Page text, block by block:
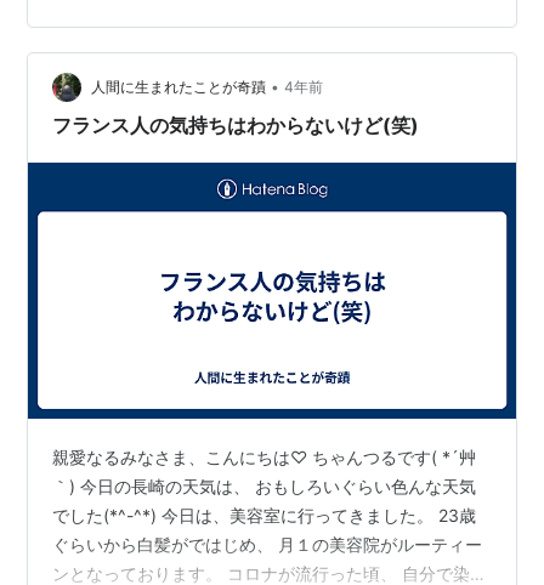
か楽しかったんですよね～ 途中、少し焦ってるな自分！
に気づいて、 一呼吸するときがありました。 そこに気づ
いてくれ…人間に生まれたことが奇蹟 • 4年前
フランス人の気持ちはわからないけど(笑)
親愛なるみなさま、こんにちは♡ ちゃんつるです( *´艸
｀) 今日の長崎の天気は、 おもしろいぐらい色んな天気
でした(*^-^*) 今日は、美容室に行ってきました。 23歳
ぐらいから白髪がではじめ、 月１の美容院がルーティー
ンとなっております。 コロナが流行った頃、 自分で染め